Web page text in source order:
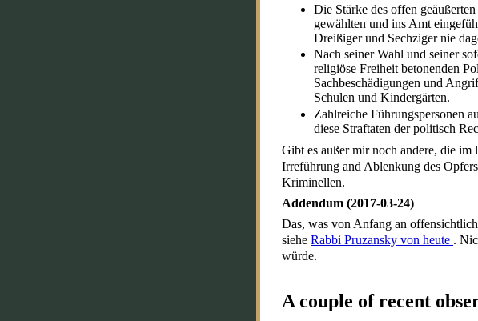
Die Stärke des offen
gewählten und ins Amt
Dreißiger und Sechziger nie
Nach seiner Wahl und seiner
religiöse Freiheit betonenden
Sachbeschädigungen und
Schulen und Kindergärten.
Zahlreiche Führungspersonen
diese Straftaten der politisch
Gibt es außer mir noch andere, die im
Irreführung and Ablenkung des
Kriminellen.
Addendum (2017-03-24)
Das, was von Anfang an
siehe Rabbi Pruzansky von heute .
würde.
A couple of recent